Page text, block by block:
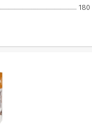
180